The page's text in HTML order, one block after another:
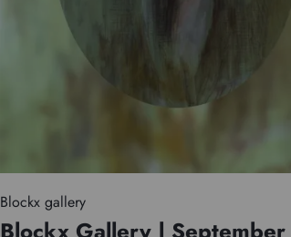
Blockx gallery